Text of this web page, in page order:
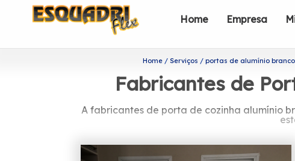
Home Empresa
Home Serviços portas de alumínio branco
Fabricantes de
A fabricantes de porta de cozinha alumínio
Saiba onde encontrar